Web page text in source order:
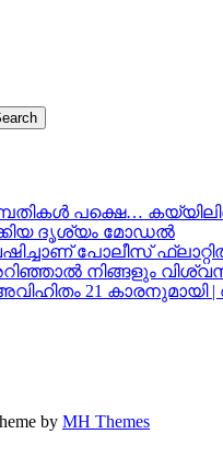
പക്ഷെ…
ദൃശ്യം മോഡല്‍
പോലീസ്
നിങ്ങളും
അവിഹിതം 21
by MH Themes